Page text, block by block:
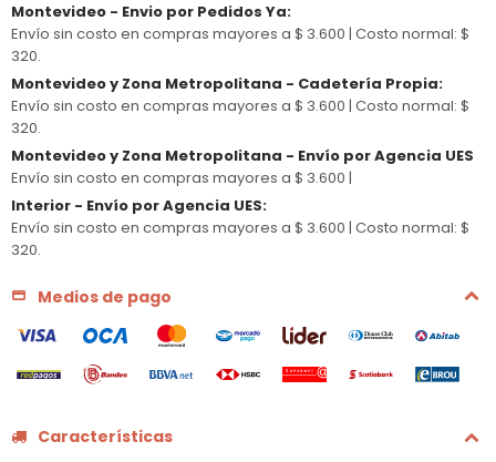
Montevideo - Envio por Pedidos Ya:
Envío sin costo en compras mayores a $ 3.600 | Costo normal: $
320.
Montevideo y Zona Metropolitana - Cadetería Propia:
Envío sin costo en compras mayores a $ 3.600 | Costo normal: $
320.
Montevideo y Zona Metropolitana - Envío por Agencia UES
Envío sin costo en compras mayores a $ 3.600 |
Interior - Envío por Agencia UES:
Envío sin costo en compras mayores a $ 3.600 | Costo normal: $
320.
Medios de pago
Características